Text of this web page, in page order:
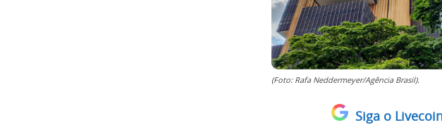
(Foto: Rafa Neddermeyer/Agência Brasil).
Siga o